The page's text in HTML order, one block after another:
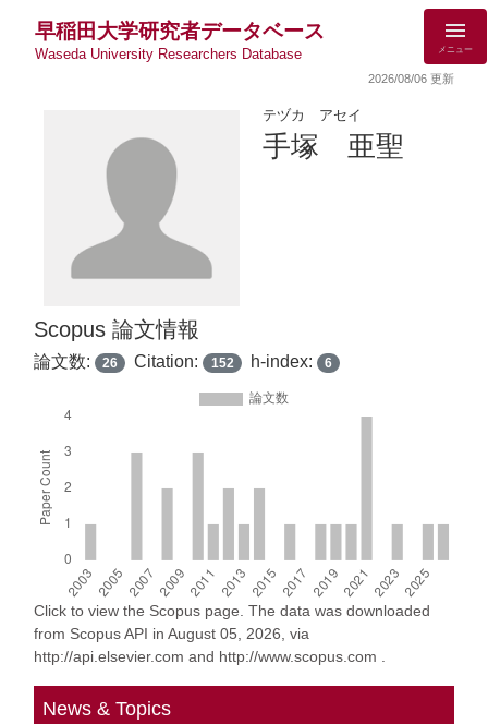
早稲田大学研究者データベース
Waseda University Researchers Database メニュー
2026/08/06 更新
テヅカ アセイ
手塚 亜聖
Scopus 論文情報
論文数: 26 Citation: 152 h-index: 6
Click to view the Scopus page. The data was downloaded
from Scopus API in August 05, 2026, via
http://api.elsevier.com and http://www.scopus.com .
News & Topics